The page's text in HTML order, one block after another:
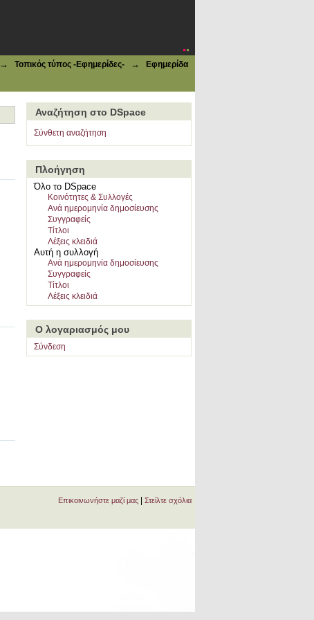
→ Τοπικός τύπος -Εφημερίδες- →
Εφημερίδα
Αναζήτηση στο DSpace
Σύνθετη αναζήτηση
Πλοήγηση
Όλο το DSpace
Κοινότητες & Συλλογές
Ανά ημερομηνία δημοσίευσης
Συγγραφείς
Τίτλοι
Λέξεις κλειδιά
Αυτή η συλλογή
Ανά ημερομηνία δημοσίευσης
Συγγραφείς
Τίτλοι
Λέξεις κλειδιά
Ο λογαριασμός μου
Σύνδεση
Επικοινωνήστε μαζί μας Στείλτε σχόλια